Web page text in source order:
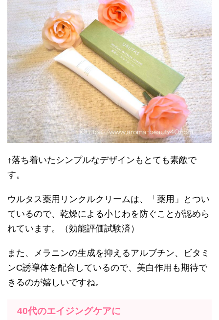
↑落ち着いたシンプルなデザインもとても素敵で
す。
ウルタス薬用リンクルクリームは、「薬用」とつい
ているので、乾燥による小じわを防ぐことが認めら
れています。（効能評価試験済）
また、メラニンの生成を抑えるアルブチン、ビタミ
ンC誘導体を配合しているので、美白作用も期待で
きるのが嬉しいですね。
40代のエイジングケアに